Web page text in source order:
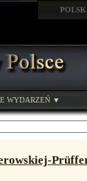
WYDARZEŃ ▼